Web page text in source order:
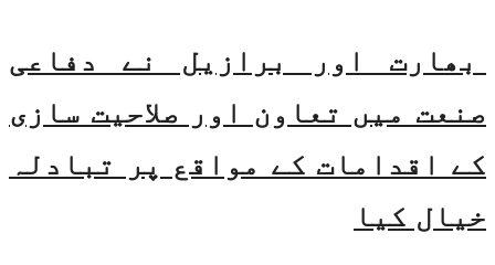
بھارت اور برازیل نے دفاعی
صنعت میں تعاون اور صلاحیت سازی
کے اقدامات کے مواقع پر تبادلہ
خیال کیا